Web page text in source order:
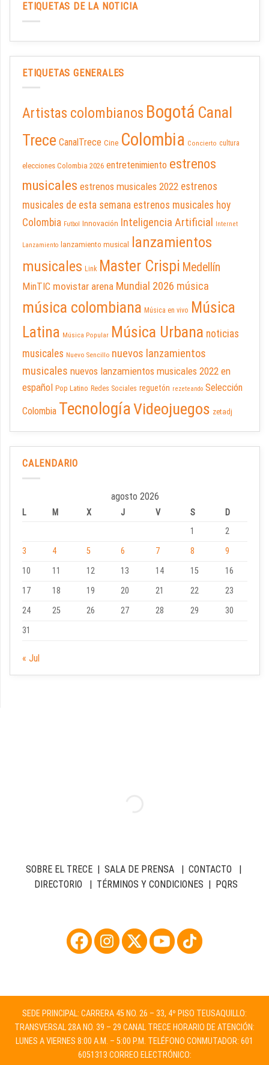
ETIQUETAS DE LA NOTICIA
ETIQUETAS GENERALES
Artistas colombianos Bogotá Canal
Trece CanalTrece Cine Colombia Concierto cultura
elecciones Colombia 2026 entretenimiento estrenos
musicales estrenos musicales 2022 estrenos
musicales de esta semana estrenos musicales hoy
Colombia Futbol Innovación Inteligencia Artificial Internet
Lanzamiento lanzamiento musical
lanzamientos
musicales Link Master Crispi Medellín
MinTIC movistar arena Mundial 2026 música
música colombiana Música en vivo Música
Latina Música Popular Música Urbana noticias
musicales Nuevo Sencillo nuevos lanzamientos
musicales nuevos lanzamientos musicales 2022 en
español Pop Latino Redes Sociales reguetón rezeteando Selección
Colombia TecnologíaVideojuegos zetadj
CALENDARIO
agosto 2026
L M X J V S
D
1
2
3
4 5 6 7 8
9
10
11 12 13 14 15
16
17
18 19 20 21 22
23
24
25 26 27 28 29
30
31
« Jul
SOBRE EL TRECE| SALA DE PRENSA| CONTACTO |
DIRECTORIO | TÉRMINOS Y CONDICIONES | PQRS
SEDE PRINCIPAL: CARRERA 45 NO. 26 – 33, 4º PISO TEUSAQUILLO:
TRANSVERSAL 28A NO. 39 – 29 CANAL TRECE HORARIO DE ATENCIÓN:
LUNES A VIERNES 8:00 A.M. – 5:00 P.M. TELÉFONO CONMUTADOR: 601
6051313 CORREO ELECTRÓNICO: